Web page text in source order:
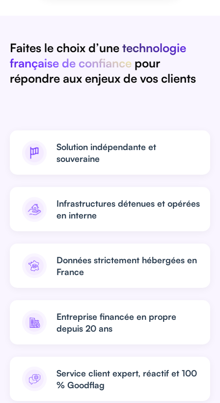
Faites le choix d’une technologie
française de confiance pour
répondre aux enjeux de vos clients
Solution indépendante et
souveraine
Infrastructures détenues et opérées
en interne
Données strictement hébergées en
France
Entreprise financée en propre
depuis 20 ans
Service client expert, réactif et 100
% Goodflag